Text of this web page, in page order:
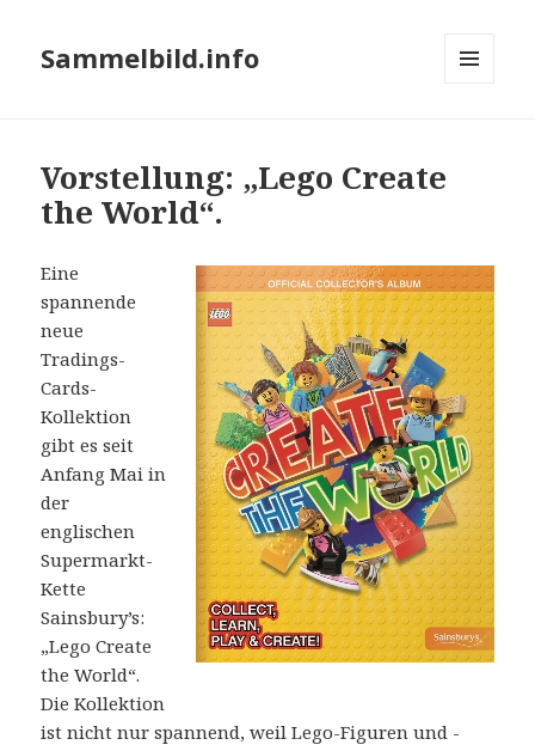
Sammelbild.info
Vorstellung: „Lego Create
the World“.
Eine
spannende
neue
Tradings-
Cards-
Kollektion
gibt es seit
Anfang Mai in
der
englischen
Supermarkt-
Kette
Sainsbury’s:
„Lego Create
the World“.
Die Kollektion
ist nicht nur spannend, weil Lego-Figuren und -